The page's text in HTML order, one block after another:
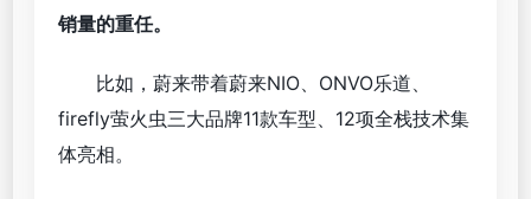
销量的重任。
比如，蔚来带着蔚来NIO、ONVO乐道、
firefly萤火虫三大品牌11款车型、12项全栈技术集
体亮相。